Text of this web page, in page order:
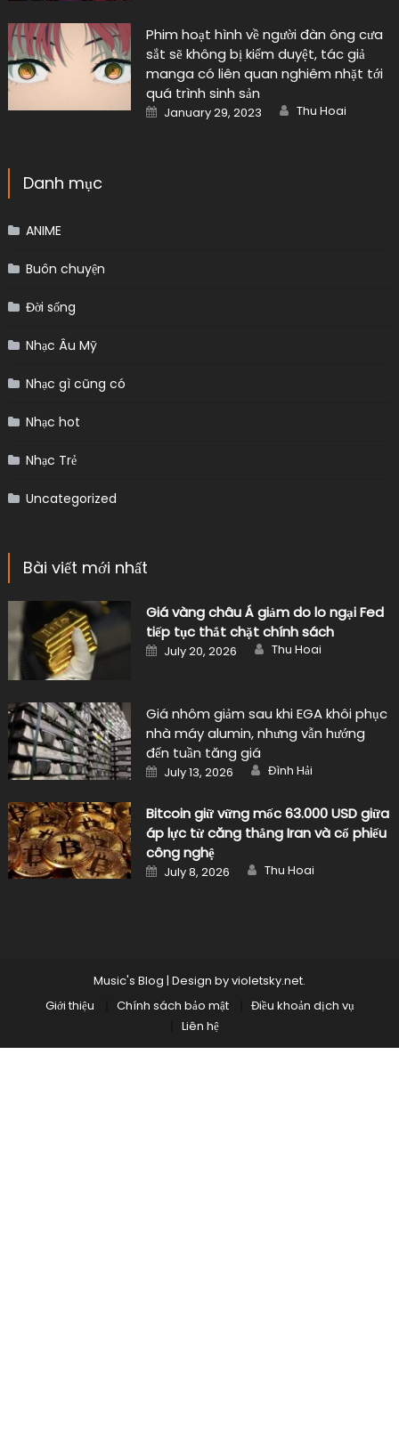
Phim hoạt hình về người đàn ông cưa
sắt sẽ không bị kiểm duyệt, tác giả
manga có liên quan nghiêm nhặt tới
quá trình sinh sản
Posted
on
January 29, 2023 Author
Thu Hoai
Danh mục
ANIME
Buôn chuyện
Đời sống
Nhạc Âu Mỹ
Nhạc gì cũng có
Nhạc hot
Nhạc Trẻ
Uncategorized
Bài viết mới nhất
Giá vàng châu Á giảm do lo ngại Fed
tiếp tục thắt chặt chính sách
Posted
on
July 20, 2026 Author
Thu Hoai
Giá nhôm giảm sau khi EGA khôi phục
nhà máy alumin, nhưng vẫn hướng
đến tuần tăng giá
Posted
on
July 13, 2026 Author
Đình Hải
Bitcoin giữ vững mốc 63.000 USD giữa
áp lực từ căng thẳng Iran và cổ phiếu
công nghệ
Posted
on
July 8, 2026 Author
Thu Hoai
Music's Blog | Design byvioletsky.net.
Giới thiệu
Chính sách bảo mật
Điều khoản dịch vụ
Liên hệ